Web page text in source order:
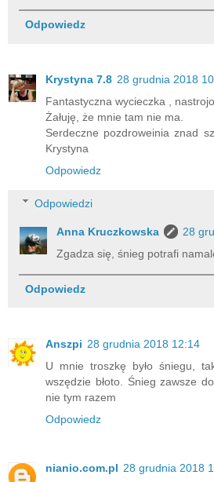
Odpowiedz
Krystyna 7.8 28 grudnia 2018
Fantastyczna wycieczka ,
Żałuję, że mnie tam nie ma.
Serdeczne pozdroweinia znad
Krystyna
Odpowiedz
Odpowiedzi
Anna Kruczkowska
28
Zgadza się, śnieg potrafi
Odpowiedz
Anszpi 28 grudnia 2018 12:14
U mnie troszkę było śniegu,
wszędzie błoto. Śnieg zawsze
nie tym razem
Odpowiedz
nianio.com.pl 28 grudnia 2018